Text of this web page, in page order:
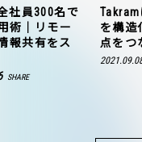
社員300名で
術｜リモー
報共有をス
SHARE
を構造
点をつ